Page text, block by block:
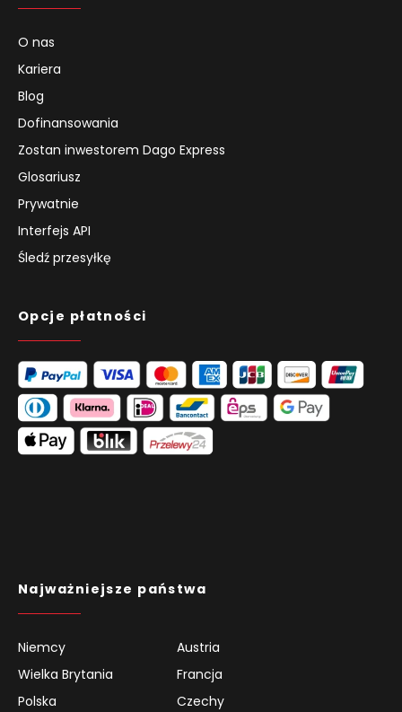
O nas
Kariera
Blog
Dofinansowania
Zostan inwestorem Dago Express
Glosariusz
Prywatnie
Interfejs API
Śledź przesyłkę
Opcje płatności
Najważniejsze państwa
Niemcy
Austria
Wielka Brytania
Francja
Polska
Czechy